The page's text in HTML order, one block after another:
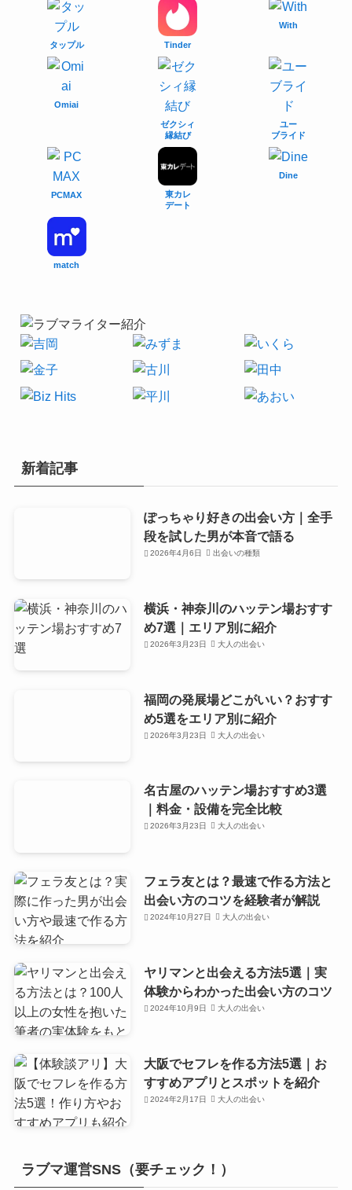
タップル Tinder
With
Omiai
ゼクシィ
縁結び
ユー
ブライド
PCMAX
東カレ
デート
Dine
match
新着記事
ぽっちゃり好きの出会い方｜全手
段を試した男が本音で語る
2026年4月6日 出会いの種類
横浜・神奈川のハッテン場おすす
め7選｜エリア別に紹介
2026年3月23日 大人の出会い
福岡の発展場どこがいい？おすす
め5選をエリア別に紹介
2026年3月23日 大人の出会い
名古屋のハッテン場おすすめ3選
｜料金・設備を完全比較
2026年3月23日 大人の出会い
フェラ友とは？最速で作る方法と
出会い方のコツを経験者が解説
2024年10月27日 大人の出会い
ヤリマンと出会える方法5選｜実
体験からわかった出会い方のコツ
2024年10月9日 大人の出会い
大阪でセフレを作る方法5選｜お
すすめアプリとスポットを紹介
2024年2月17日 大人の出会い
ラブマ運営SNS（要チェック！）